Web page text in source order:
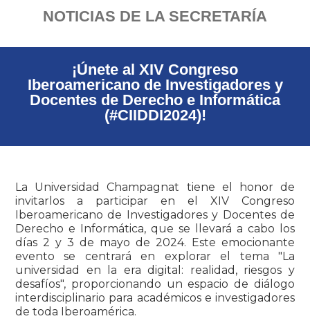
NOTICIAS DE LA SECRETARÍA
¡Únete al XIV Congreso
Iberoamericano de Investigadores y
Docentes de Derecho e Informática
(#CIIDDI2024)!
La Universidad Champagnat tiene el honor de
invitarlos a participar en el XIV Congreso
Iberoamericano de Investigadores y Docentes de
Derecho e Informática, que se llevará a cabo los
días 2 y 3 de mayo de 2024. Este emocionante
evento se centrará en explorar el tema "La
universidad en la era digital: realidad, riesgos y
desafíos", proporcionando un espacio de diálogo
interdisciplinario para académicos e investigadores
de toda Iberoamérica.